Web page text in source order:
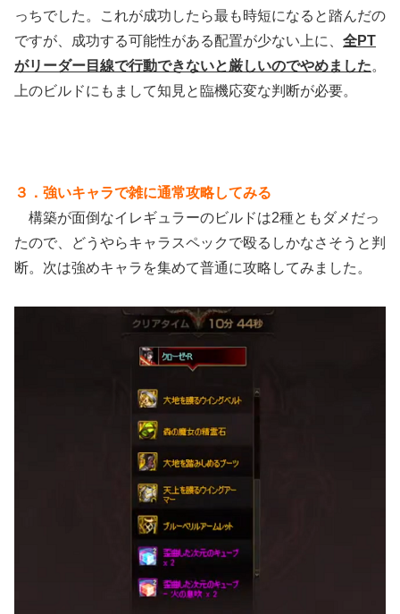
っちでした。これが成功したら最も時短になると踏んだの
ですが、成功する可能性がある配置が少ない上に、 全PT
がリーダー目線で行動できないと厳しいのでやめました。
上のビルドにもまして知見と臨機応変な判断が必要。
３．強いキャラで雑に通常攻略してみる
構築が面倒なイレギュラーのビルドは2種ともダメだっ
たので、どうやらキャラスペックで殴るしかなさそうと判
断。次は強めキャラを集めて普通に攻略してみました。